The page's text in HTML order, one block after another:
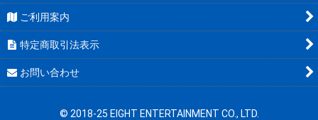
ご利用案内
特定商取引法表示
お問い合わせ
© 2018-25 EIGHT ENTERTAINMENT CO., LTD.